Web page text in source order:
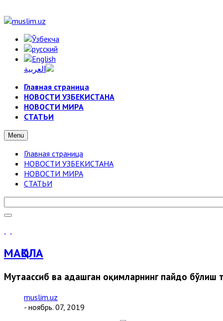
Главная страница
НОВОСТИ УЗБЕКИСТАНА
НОВОСТИ МИРА
СТАТЬИ
Menu
Главная страница
НОВОСТИ УЗБЕКИСТАНА
НОВОСТИ МИРА
СТАТЬИ
МАҚОЛА
Мутаассиб ва адашган оқимларнинг пайдо бўлиш
muslim.uz
- ноябрь. 07, 2019